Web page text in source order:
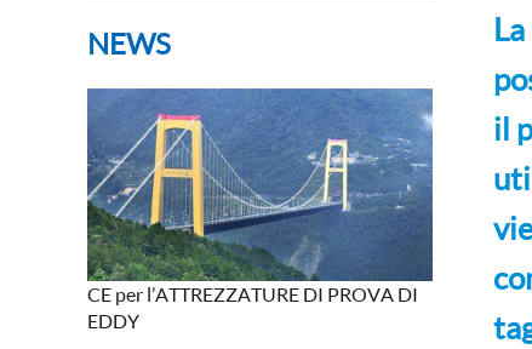
NEWS
CE per l’ATTREZZATURE DI PROVA DI
EDDY
il